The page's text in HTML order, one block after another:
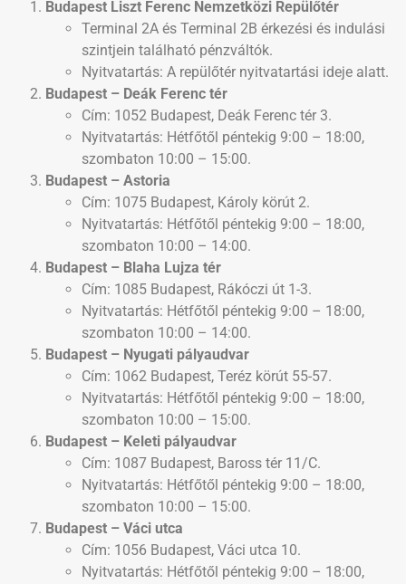
Budapest Liszt Ferenc Nemzetközi Repülőtér
Terminal 2A és Terminal 2B érkezési és indulási
szintjein található pénzváltók.
Nyitvatartás: A repülőtér nyitvatartási ideje alatt.
Budapest – Deák Ferenc tér
Cím: 1052 Budapest, Deák Ferenc tér 3.
Nyitvatartás: Hétfőtől péntekig 9:00 – 18:00,
szombaton 10:00 – 15:00.
Budapest – Astoria
Cím: 1075 Budapest, Károly körút 2.
Nyitvatartás: Hétfőtől péntekig 9:00 – 18:00,
szombaton 10:00 – 14:00.
Budapest – Blaha Lujza tér
Cím: 1085 Budapest, Rákóczi út 1-3.
Nyitvatartás: Hétfőtől péntekig 9:00 – 18:00,
szombaton 10:00 – 14:00.
Budapest – Nyugati pályaudvar
Cím: 1062 Budapest, Teréz körút 55-57.
Nyitvatartás: Hétfőtől péntekig 9:00 – 18:00,
szombaton 10:00 – 15:00.
Budapest – Keleti pályaudvar
Cím: 1087 Budapest, Baross tér 11/C.
Nyitvatartás: Hétfőtől péntekig 9:00 – 18:00,
szombaton 10:00 – 15:00.
Budapest – Váci utca
Cím: 1056 Budapest, Váci utca 10.
Nyitvatartás: Hétfőtől péntekig 9:00 – 18:00,